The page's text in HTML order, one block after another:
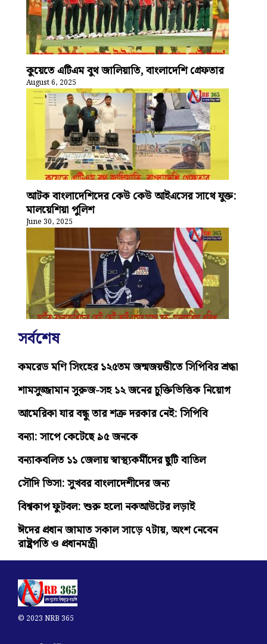
কুয়েতে এটিএম বুথ জালিয়াতি, বাংলাদেশি গ্রেফতার
August 6, 2025
আটক বাংলাদেশিদের কেউ কেউ আইএসের সাথে যুক্ত:
মালয়েশিয়া পুলিশ
June 30, 2025
সর্বশেষ
কমরেড মণি সিংহের ১২৫তম জন্মজয়ন্তীতে সিপিবির শ্রদ্ধা
শামসুজ্জামান সুরুজ-সহ ১২ জনের চুক্তিভিত্তিক নিয়োগ
আমেরিকা যার বন্ধু তার শত্রু দরকার নেই: সিপিবি
বন্যা: সাপে কেটেছে ৯৫ জনকে
বন্যাকবলিত ১১ জেলায় স্বাস্থ্যকর্মীদের ছুটি বাতিল
সৌদি ভিসা: সুখবর বাংলাদেশীদের জন্য
বিশ্বকাপ ফুটবল: শুরু হলো নকআউটের লড়াই
ঈদের প্রধান জামাত সকাল সাড়ে ৭টায়, অংশ নেবেন
রাষ্ট্রপতি ও প্রধানমন্ত্রী
© 2023 NRB 365